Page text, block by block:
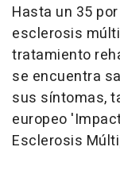
Hasta un 35
esclerosis
tratamiento
se encuentra
sus síntomas,
europeo
Esclerosis